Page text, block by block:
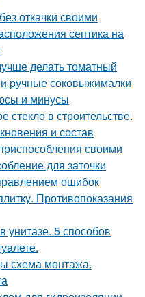
откачки своими
септика на
делать томатный
ручные соковыжималки
и минусы
стекло в строительстве.
и состав
своими
для заточки
ошибок
Противопоказания
унитазе. 5 способов
схема монтажа.